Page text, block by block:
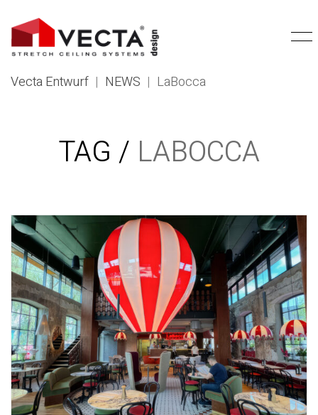
Vecta Entwurf | NEWS | LaBocca
TAG / LABOCCA